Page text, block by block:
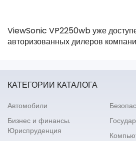
ViewSonic VP2250wb уже
авторизованных дилеров
КАТЕГОРИИ КАТАЛОГА
Автомобили
Бизнес и финансы.
Юриспруденция